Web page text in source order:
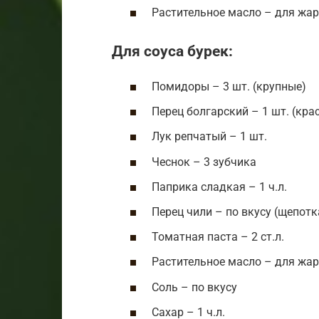
Растительное масло – для
Для соуса бурек:
Помидоры – 3 шт. (крупные)
Перец болгарский – 1 шт.
Лук репчатый – 1 шт.
Чеснок – 3 зубчика
Паприка сладкая – 1 ч.л.
Перец чили – по вкусу
Томатная паста – 2 ст.л.
Растительное масло – для
Соль – по вкусу
Сахар – 1 ч.л.